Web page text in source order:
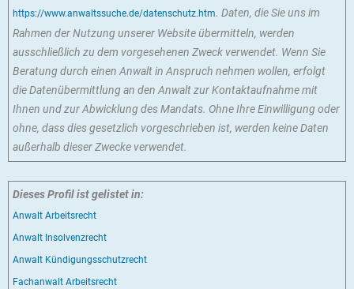
https://www.anwaltssuche.de/datenschutz.htm. Daten, die Sie uns im
Rahmen der Nutzung unserer Website übermitteln, werden
ausschließlich zu dem vorgesehenen Zweck verwendet. Wenn Sie
Beratung durch einen Anwalt in Anspruch nehmen wollen, erfolgt
die Datenübermittlung an den Anwalt zur Kontaktaufnahme mit
Ihnen und zur Abwicklung des Mandats. Ohne Ihre Einwilligung oder
ohne, dass dies gesetzlich vorgeschrieben ist, werden keine Daten
außerhalb dieser Zwecke verwendet.
Dieses Profil ist gelistet in:
Anwalt Arbeitsrecht
Anwalt Insolvenzrecht
Anwalt Kündigungsschutzrecht
Fachanwalt Arbeitsrecht